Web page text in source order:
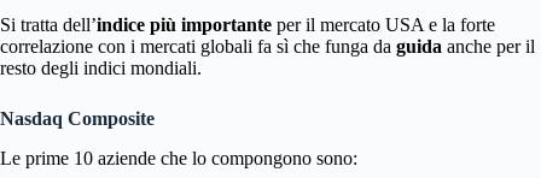
Si tratta dell’indice più importante per il mercato USA e la forte
correlazione con i mercati globali fa sì che funga da guida anche per il
resto degli indici mondiali.
Nasdaq Composite
Le prime 10 aziende che lo compongono sono: